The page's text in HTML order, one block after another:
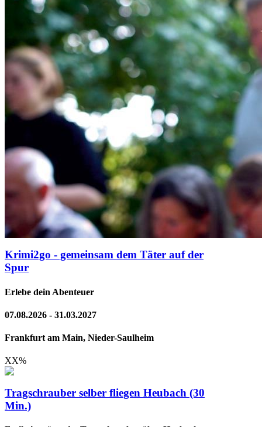
Krimi2go - gemeinsam dem Täter auf der
Spur
Erlebe dein Abenteuer
07.08.2026 - 31.03.2027
Frankfurt am Main, Nieder-Saulheim
XX%
Tragschrauber selber fliegen Heubach (30
Min.)